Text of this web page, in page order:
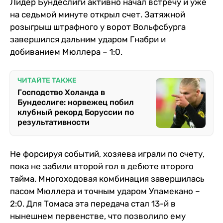
Лидер Бундеслиги активно начал встречу и уже
на седьмой минуте открыл счет. Затяжной
розыгрыш штрафного у ворот Вольфсбурга
завершился дальним ударом Гнабри и
добиванием Мюллера – 1:0.
ЧИТАЙТЕ ТАКЖЕ
Господство Холанда в
Бундеслиге: норвежец побил
клубный рекорд Боруссии по
результативности
Не форсируя событий, хозяева играли по счету,
пока не забили второй гол в дебюте второго
тайма. Многоходовая комбинация завершилась
пасом Мюллера и точным ударом Упамекано –
2:0. Для Томаса эта передача стал 13-й в
нынешнем первенстве, что позволило ему